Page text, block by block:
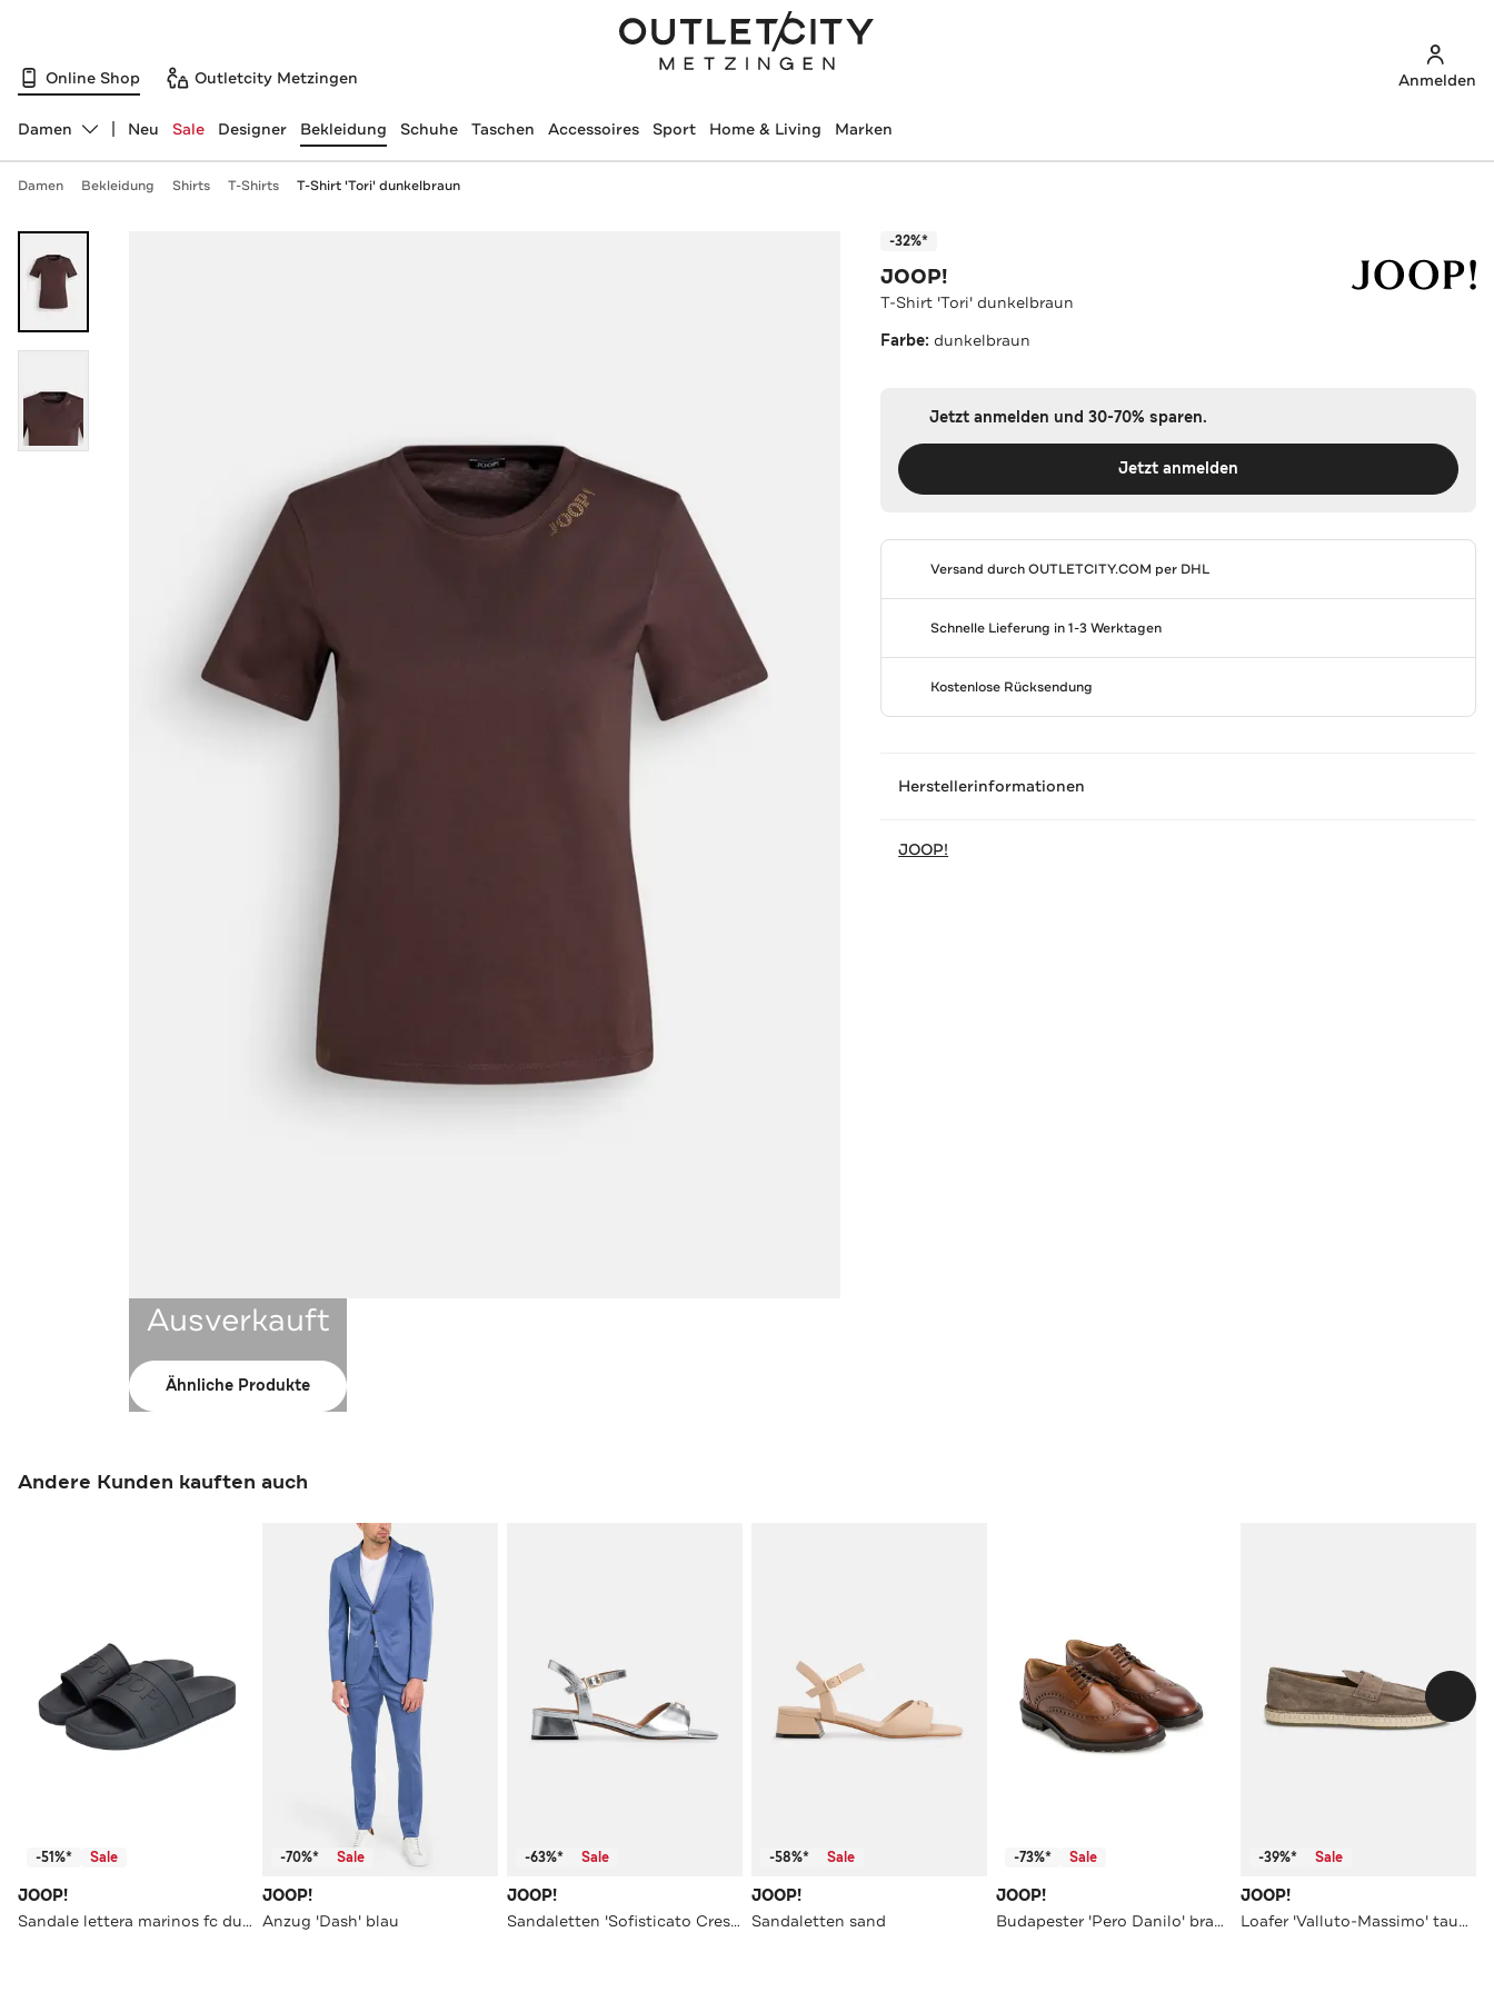
Online Shop Outletcity Metzingen Anmelden
Abteilung ändern, ausgewählt:
Damen Neu Sale Designer Bekleidung Schuhe Taschen Accessoires Sport Home & Living Marken
Damen Bekleidung Shirts T-Shirts T-Shirt 'Tori' dunkelbraun
Ausverkauft
Ähnliche Produkte
-32%*
JOOP!
T-Shirt 'Tori' dunkelbraun
Farbe:dunkelbraun
Jetzt anmelden und 30-70% sparen.
Jetzt anmelden
Versand durchOUTLETCITY.COM per DHL
Schnelle Lieferung in 1-3 Werktagen
Kostenlose Rücksendung
Herstellerinformationen
JOOP!
Andere Kunden kauften auch
-51%* Sale
JOOP!
Sandale lettera marinos fc dunkelblau
-70%* Sale
JOOP!
Anzug 'Dash' blau
-63%* Sale
JOOP!
Sandaletten 'Sofisticato Cresta Pia' silber
-58%* Sale
JOOP!
Sandaletten sand
-73%* Sale
JOOP!
Budapester 'Pero Danilo' braun
-39%* Sale
JOOP!
Loafer 'Valluto-Massimo' taupe